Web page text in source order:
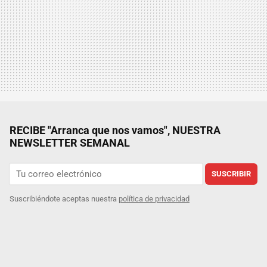
RECIBE "Arranca que nos vamos", NUESTRA
NEWSLETTER SEMANAL
SUSCRIBIR
Suscribiéndote aceptas nuestra política de privacidad